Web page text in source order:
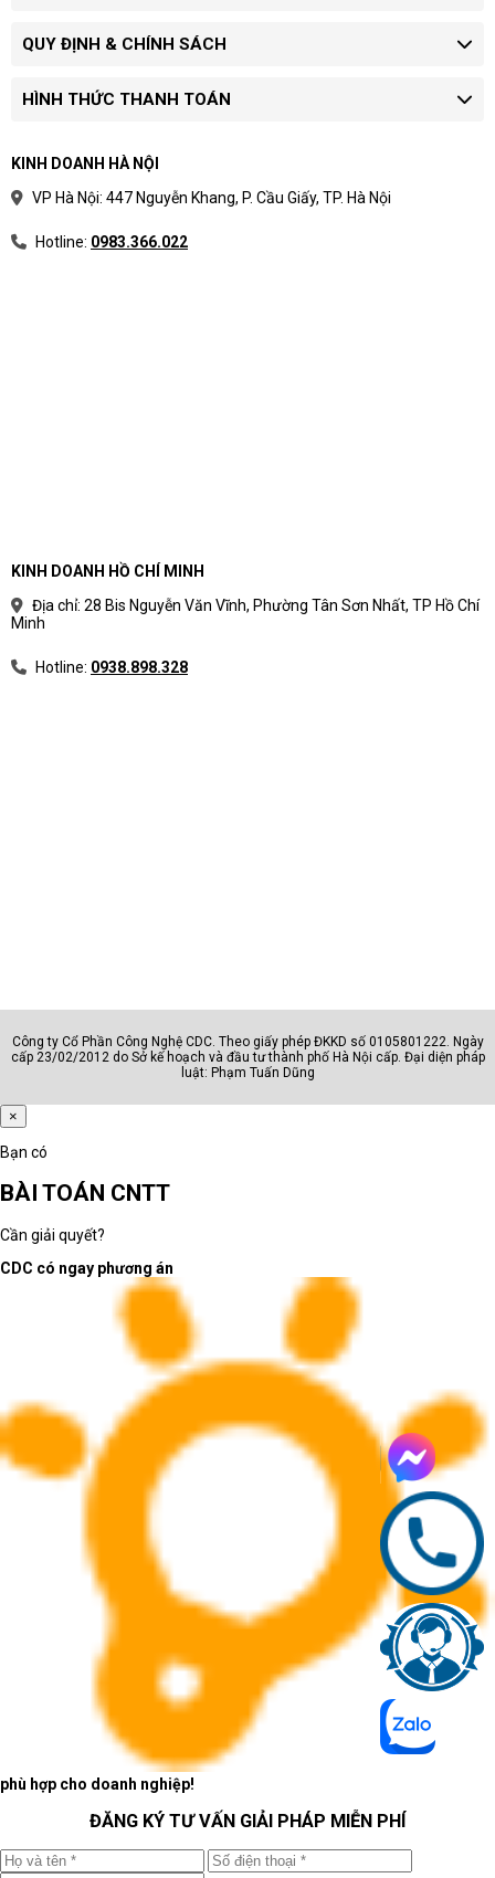
QUY ĐỊNH & CHÍNH SÁCH
HÌNH THỨC THANH TOÁN
KINH DOANH HÀ NỘI
VP Hà Nội: 447 Nguyễn Khang, P. Cầu Giấy, TP. Hà Nội
Hotline: 0983.366.022
KINH DOANH HỒ CHÍ MINH
Địa chỉ: 28 Bis Nguyễn Văn Vĩnh, Phường Tân Sơn Nhất, TP Hồ Chí
Minh
Hotline: 0938.898.328
Công ty Cổ Phần Công Nghệ CDC. Theo giấy phép ĐKKD số 0105801222. Ngày
cấp 23/02/2012 do Sở kế hoạch và đầu tư thành phố Hà Nội cấp. Đại diện pháp
luật: Phạm Tuấn Dũng
×
Bạn có
BÀI TOÁN CNTT
Cần giải quyết?
CDC có ngay phương án
phù hợp cho doanh nghiệp!
ĐĂNG KÝ TƯ VẤN GIẢI PHÁP MIỄN PHÍ